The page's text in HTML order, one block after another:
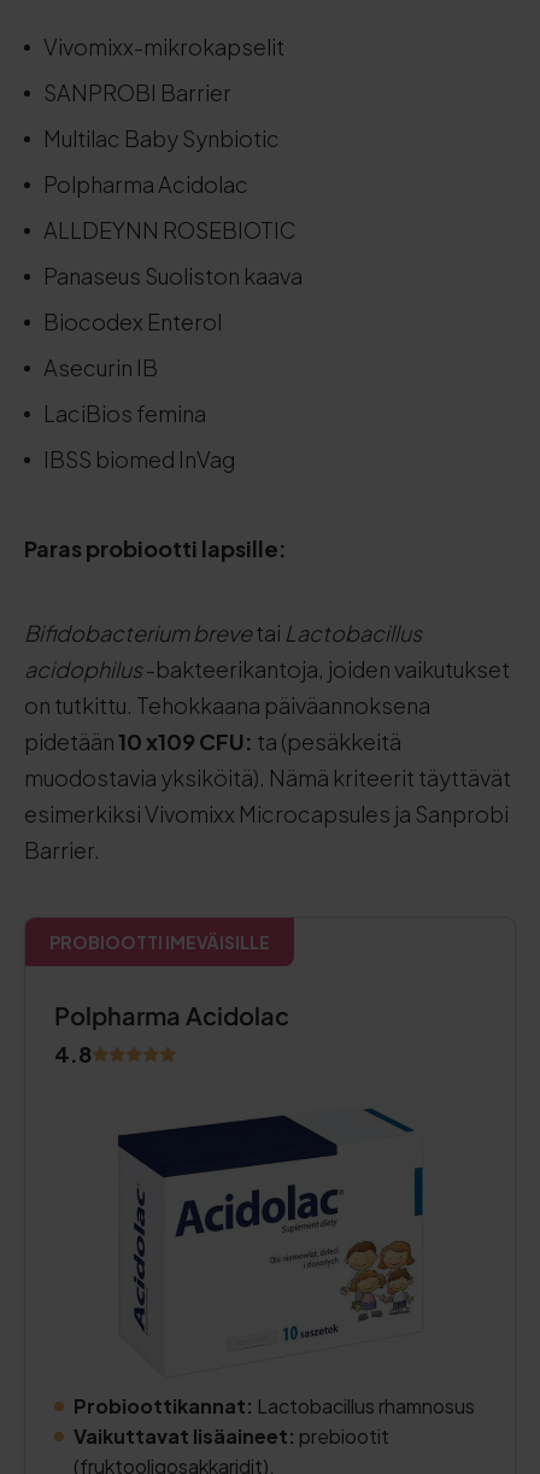
Vivomixx-mikrokapselit
SANPROBI Barrier
Multilac Baby Synbiotic
Polpharma Acidolac
ALLDEYNN ROSEBIOTIC
Panaseus Suoliston kaava
Biocodex Enterol
Asecurin IB
LaciBios femina
IBSS biomed InVag
Paras probiootti lapsille:
Bifidobacterium brevetai Lactobacillus
acidophilus-bakteerikantoja, joiden vaikutukset
on tutkittu. Tehokkaana päiväannoksena
pidetään10 x109 CFU: ta (pesäkkeitä
muodostavia yksiköitä). Nämä kriteerit täyttävät
esimerkiksi Vivomixx Microcapsules ja Sanprobi
Barrier.
PROBIOOTTI IMEVÄISILLE
Polpharma Acidolac
4.8
Probioottikannat: Lactobacillus rhamnosus
Vaikuttavat lisäaineet: prebiootit
(fruktooligosakkaridit).